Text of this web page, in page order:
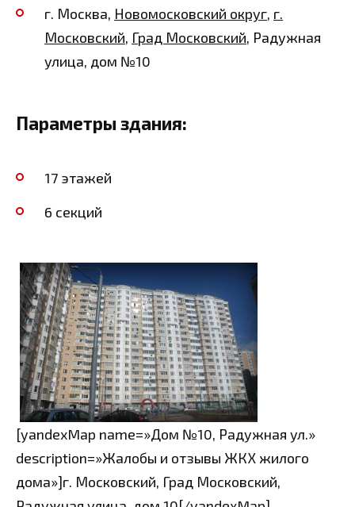
г. Москва, Новомосковский округ, г.
Московский, Град Московский, Радужная
улица, дом №10
Параметры здания:
17 этажей
6 секций
[yandexMap name=»Дом №10, Радужная ул.»
description=»Жалобы и отзывы ЖКХ жилого
дома»]г. Московский, Град Московский,